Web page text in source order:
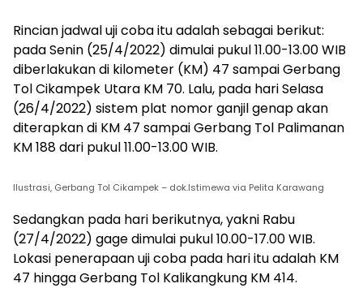
Rincian jadwal uji coba itu adalah sebagai berikut:
pada Senin (25/4/2022) dimulai pukul 11.00-13.00 WIB
diberlakukan di kilometer (KM) 47 sampai Gerbang
Tol Cikampek Utara KM 70. Lalu, pada hari Selasa
(26/4/2022) sistem plat nomor ganjil genap akan
diterapkan di KM 47 sampai Gerbang Tol Palimanan
KM 188 dari pukul 11.00-13.00 WIB.
Ilustrasi, Gerbang Tol Cikampek – dok.Istimewa via Pelita Karawang
Sedangkan pada hari berikutnya, yakni Rabu
(27/4/2022) gage dimulai pukul 10.00-17.00 WIB.
Lokasi penerapaan uji coba pada hari itu adalah KM
47 hingga Gerbang Tol Kalikangkung KM 414.